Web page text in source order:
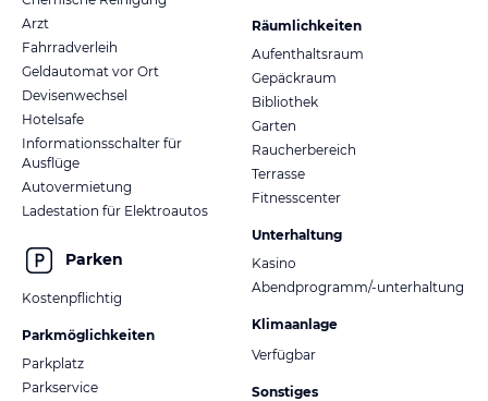
Arzt
Fahrradverleih
Geldautomat vor Ort
Devisenwechsel
Hotelsafe
Informationsschalter für
Ausflüge
Autovermietung
Ladestation für Elektroautos
Parken
Kostenpflichtig
Parkmöglichkeiten
Parkplatz
Parkservice
Räumlichkeiten
Aufenthaltsraum
Gepäckraum
Bibliothek
Garten
Raucherbereich
Terrasse
Fitnesscenter
Unterhaltung
Kasino
Abendprogramm/-unterhaltung
Klimaanlage
Verfügbar
Sonstiges